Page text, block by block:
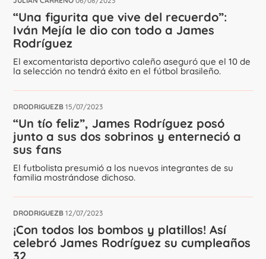
“Una figurita que vive del recuerdo”:
Iván Mejía le dio con todo a James
Rodríguez
El excomentarista deportivo caleño aseguró que el 10 de
la selección no tendrá éxito en el fútbol brasileño.
DRODRIGUEZB 15/07/2023
“Un tío feliz”, James Rodríguez posó
junto a sus dos sobrinos y enterneció a
sus fans
El futbolista presumió a los nuevos integrantes de su
familia mostrándose dichoso.
DRODRIGUEZB 12/07/2023
¡Con todos los bombos y platillos! Así
celebró James Rodríguez su cumpleaños
32